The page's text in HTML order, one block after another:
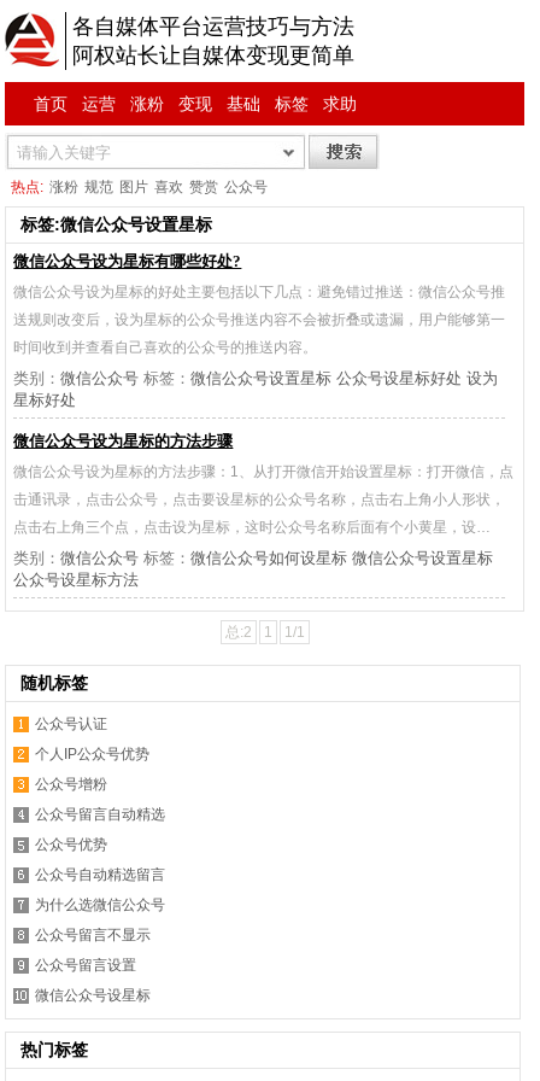
各自媒体平台运营技巧与方法
阿权站长让自媒体变现更简单
首页 运营 涨粉 变现 基础 标签 求助
热点: 涨粉 规范 图片 喜欢 赞赏 公众号
标签:微信公众号设置星标
微信公众号设为星标有哪些好处?
微信公众号设为星标的好处主要包括以下几点：避免错过推送：微信公众号推
送规则改变后，设为星标的公众号推送内容不会被折叠或遗漏，用户能够第一
时间收到并查看自己喜欢的公众号的推送内容。
类别：微信公众号 标签：微信公众号设置星标 公众号设星标好处 设为
星标好处
微信公众号设为星标的方法步骤
微信公众号设为星标的方法步骤：1、从打开微信开始设置星标：打开微信，点
击通讯录，点击公众号，点击要设星标的公众号名称，点击右上角小人形状，
点击右上角三个点，点击设为星标，这时公众号名称后面有个小黄星，设…
类别：微信公众号 标签：微信公众号如何设星标 微信公众号设置星标
公众号设星标方法
总:2 1 1/1
随机标签
公众号认证
个人IP公众号优势
公众号增粉
公众号留言自动精选
公众号优势
公众号自动精选留言
为什么选微信公众号
公众号留言不显示
公众号留言设置
微信公众号设星标
热门标签